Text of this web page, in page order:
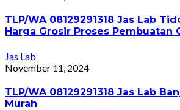
TLP/WA 08129291318 Jas Lab
Harga Grosir Proses Pembuatan
Jas Lab
November 11, 2024
TLP/WA 08129291318 Jas Lab
Murah